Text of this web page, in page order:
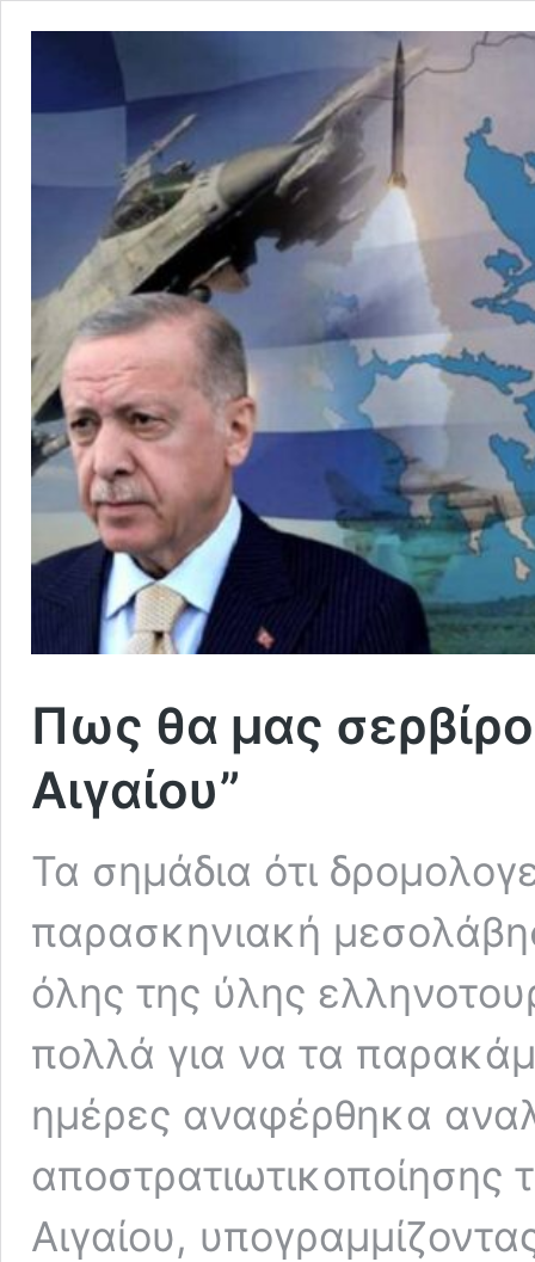
Πως θα μας
Αιγαίου”
Τα σημάδια ότι
παρασκηνιακή
όλης της ύλης
πολλά για να τα
ημέρες αναφέρθηκα
αποστρατιωτικοποίησης
Αιγαίου,